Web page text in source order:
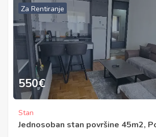
Za Rentiranje
550€
Stan
Jednosoban stan površine 45m2,